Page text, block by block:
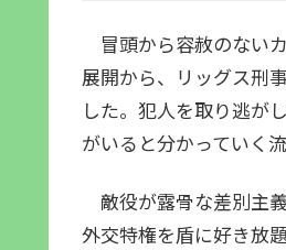
冒頭から容赦のない
展開から、リッグス刑
した。犯人を取り逃が
がいると分かっていく
敵役が露骨な差別主
外交特権を盾に好き放